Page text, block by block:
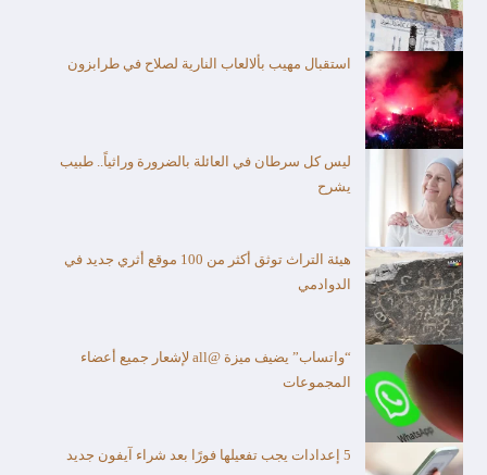
استقبال مهيب بألالعاب النارية لصلاح في طرابزون
ليس كل سرطان في العائلة بالضرورة وراثياً.. طبيب
يشرح
هيئة التراث توثق أكثر من 100 موقع أثري جديد في
الدوادمي
“واتساب” يضيف ميزة @all لإشعار جميع أعضاء
المجموعات
5 إعدادات يجب تفعيلها فورًا بعد شراء آيفون جديد